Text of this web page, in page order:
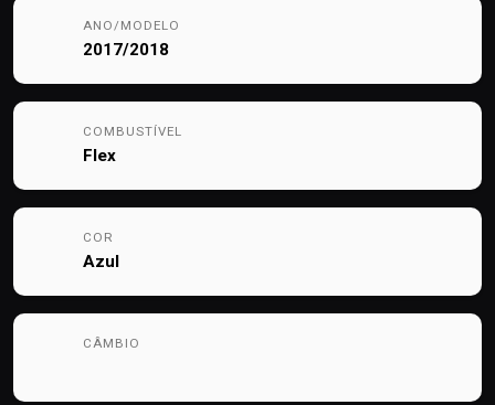
ANO/MODELO
2017/2018
COMBUSTÍVEL
Flex
COR
Azul
CÂMBIO